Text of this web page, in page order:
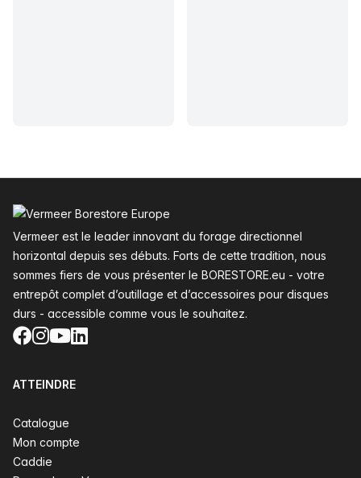
Vermeer est le leader innovant du forage directionnel
horizontal depuis ses débuts. Forts de cette tradition, nous
sommes fiers de vous présenter le BORESTORE.eu - votre
entrepôt complet d’outillage et d’accessoires pour disques
durs - accessible comme vous le souhaitez.
Facebook
Instagram
YouTube
LinkedIn
ATTEINDRE
Catalogue
Mon compte
Caddie